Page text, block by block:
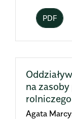
PDF
na
rolniczego
Agata